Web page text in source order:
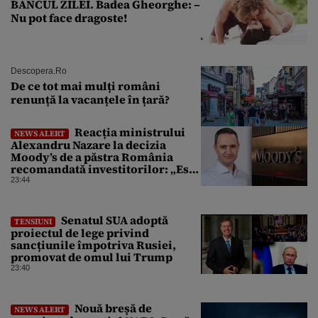
BANCUL ZILEI. Badea Gheorghe: –
Nu pot face dragoste!
Descopera.ro
De ce tot mai mulți români
renunță la vacanțele în țară?
NEWS ALERT
Reacția ministrului
Alexandru Nazare la decizia
Moody’s de a păstra România
recomandată investitorilor: „Este
un răgaz, dar în niciun caz un
23:44
TENSIUNI
Senatul SUA adoptă
proiectul de lege privind
sancțiunile împotriva Rusiei,
promovat de omul lui Trump
23:40
NEWS ALERT
Nouă breșă de